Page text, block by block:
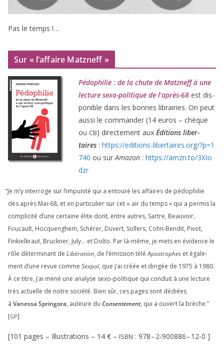
Pas le temps !…
Sur « l’affaire Matzneff »
Pédophilie : de la chute de Matzneff à une
lec­ture sexo-poli­tique de l’après-68 est dis­
po­nible dans les bonnes librai­ries. On peut
aus­si le com­man­der (14 euros – chèque
ou CB) direc­te­ment aux Éditions liber­
taires : https://​edi​tions​-liber​taires​.org/​?​p​=​1
740 ou sur Amazon : https://​amzn​.to/​3​X​I​o​
dzr
“Je m’y inter­roge sur l’impunité qui a entou­ré les affaires de pédo­phi­lie
dès après Mai-68, et en par­ti­cu­lier sur cet « air du temps » qui a per­mis la
com­pli­ci­té d’une cer­taine élite dont, entre autres, Sartre, Beauvoir,
Foucault, Hocquenghem, Schérer, Duvert, Sollers, Cohn-Bendit, Pivot,
Finkielkraut, Bruckner, July… et Dolto. Par là-même, je mets en évi­dence le
rôle déter­mi­nant de Libération, de l’émission téléApostrophes et éga­le­
ment d’une revue comme Sexpol, que j’ai créée et diri­gée de 1975 à 1980.
À ce titre, j’ai mené une ana­lyse sexo-poli­tique qui conduit à une lec­ture
très actuelle de notre socié­té. Bien sûr, ces pages sont dédiées
à Vanessa Springora, auteure du Consentement, qui a ouvert la brèche.”
[GP]
[101 pages – Illustrations – 14 € – ISBN : 978–2‑900886–12‑0 ]